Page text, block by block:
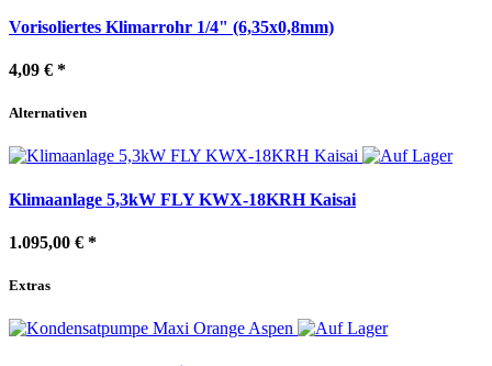
Vorisoliertes Klimarrohr 1/4" (6,35x0,8mm)
4,09 € *
Alternativen
Klimaanlage 5,3kW FLY KWX-18KRH Kaisai
1.095,00 € *
Extras